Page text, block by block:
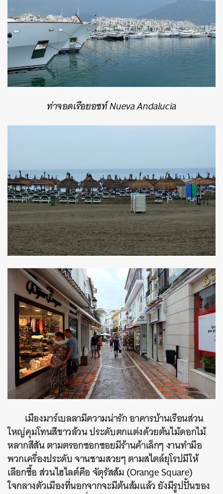
ท่าจอดเรือยอชท์ Nueva Andalucia
เมืองมาร์เบลลามีความน่ารัก อาคารบ้านเรือนส่วน
ใหญ่คุมโทนสีขาวล้วน ประดับตกแต่งด้วยต้นไม้ดอกไม้
หลากสีสัน ตามตรอกซอกซอยมีร้านค้าเล็กๆ งานทำมือ
พวกเครื่องประดับ จานชามสวยๆ ตามสไตล์ยุโรปมีให้
เลือกซื้อ ส่วนไฮไลต์คือ จัตุรัสส้ม (Orange Square)
ใจกลางตัวเมืองที่นอกจากจะมีต้นส้มแล้ว ยังมีรูปปั้นของ